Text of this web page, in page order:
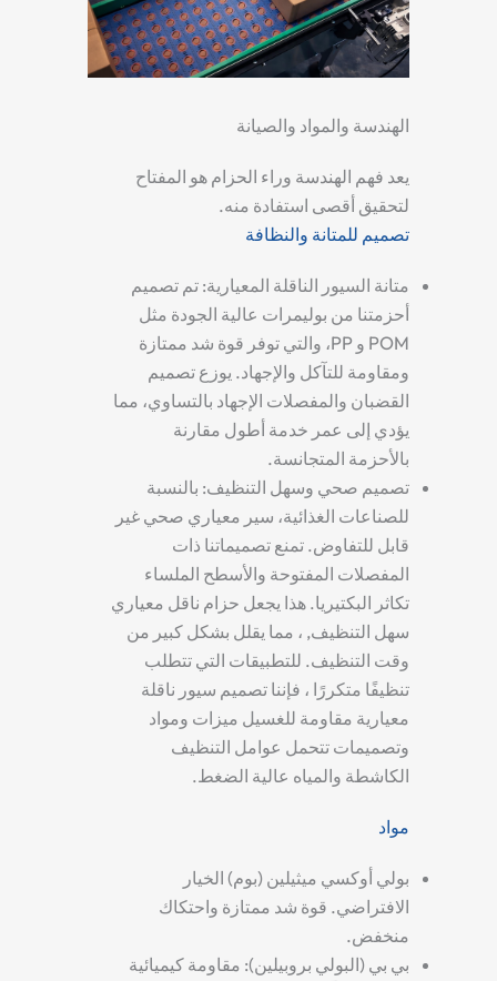
الهندسة والمواد والصيانة
يعد فهم الهندسة وراء الحزام هو المفتاح
لتحقيق أقصى استفادة منه.
تصميم للمتانة والنظافة
متانة السيور الناقلة المعيارية: تم تصميم
أحزمتنا من بوليمرات عالية الجودة مثل
POM و PP، والتي توفر قوة شد ممتازة
ومقاومة للتآكل والإجهاد. يوزع تصميم
القضبان والمفصلات الإجهاد بالتساوي، مما
يؤدي إلى عمر خدمة أطول مقارنة
بالأحزمة المتجانسة.
تصميم صحي وسهل التنظيف: بالنسبة
للصناعات الغذائية، سير معياري صحي غير
قابل للتفاوض. تمنع تصميماتنا ذات
المفصلات المفتوحة والأسطح الملساء
تكاثر البكتيريا. هذا يجعل حزام ناقل معياري
سهل التنظيف, ، مما يقلل بشكل كبير من
وقت التنظيف. للتطبيقات التي تتطلب
تنظيفًا متكررًا ، فإننا تصميم سيور ناقلة
معيارية مقاومة للغسيل ميزات ومواد
وتصميمات تتحمل عوامل التنظيف
الكاشطة والمياه عالية الضغط.
مواد
بولي أوكسي ميثيلين (بوم) الخيار
الافتراضي. قوة شد ممتازة واحتكاك
منخفض.
بي بي (البولي بروبيلين): مقاومة كيميائية